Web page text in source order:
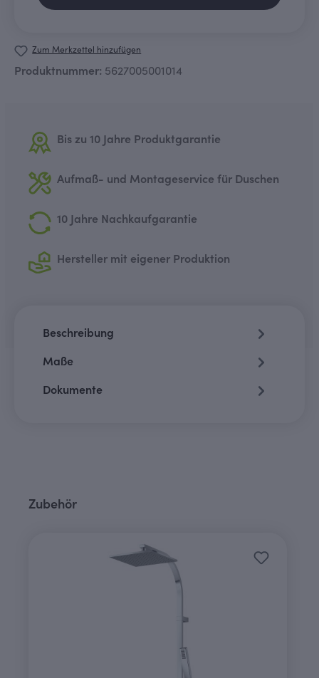
Zum Merkzettel hinzufügen
Produktnummer: 5627005001014
Bis zu 10 Jahre Produktgarantie
Aufmaß- und Montageservice für Duschen
10 Jahre Nachkaufgarantie
Hersteller mit eigener Produktion
Beschreibung
Maße
Dokumente
Produktgalerie überspringen
Zubehör